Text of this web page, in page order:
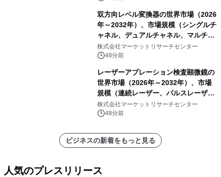
双方向レベル変換器の世界市場（2026
年～2032年）、市場規模（シングルチ
ャネル、デュアルチャネル、マルチチ
ャネル）・分析レポートを発表
株式会社マーケットリサーチセンター
48分前
レーザーアブレーション検査顕微鏡の
世界市場（2026年～2032年）、市場
規模（連続レーザー、パルスレーザ
ー）・分析レポートを発表
株式会社マーケットリサーチセンター
48分前
ビジネスの新着をもっと見る
人気のプレスリリース